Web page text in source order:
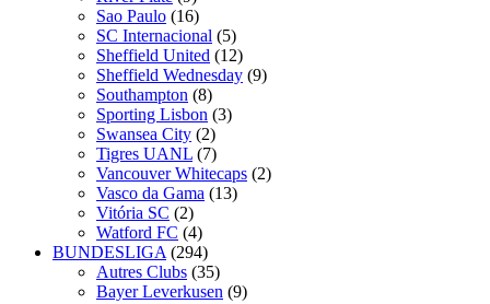
Sao Paulo (16)
SC Internacional (5)
Sheffield United (12)
Sheffield Wednesday (9)
Southampton (8)
Sporting Lisbon (3)
Swansea City (2)
Tigres UANL (7)
Vancouver Whitecaps (2)
Vasco da Gama (13)
Vitória SC (2)
Watford FC (4)
BUNDESLIGA (294)
Autres Clubs (35)
Bayer Leverkusen (9)